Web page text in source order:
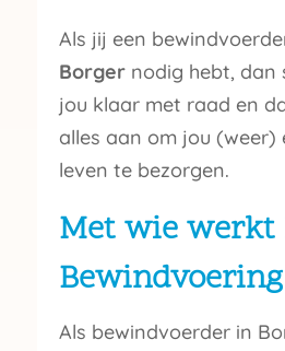
Als jij een
Borgernodig hebt, dan
jou klaar met raad en
alles aan om jou (weer)
leven te bezorgen.
Met wie werkt
Als bewindvoerder in